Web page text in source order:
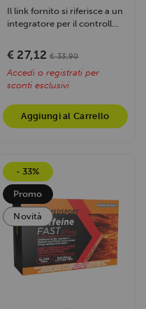
Il link fornito si riferisce a un
integratore per il controllo
€ 27,12 € 33,90
Accedi o registrati per
sconti esclusivi
Aggiungi al Carrello
- 33%
Promo
Novità